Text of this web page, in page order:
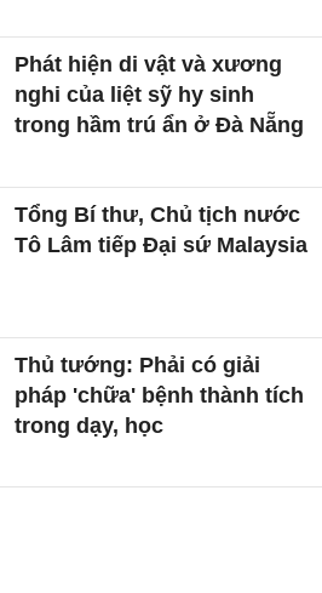
Phát hiện di vật và xương
nghi của liệt sỹ hy sinh
trong hầm trú ẩn ở Đà Nẵng
Tổng Bí thư, Chủ tịch nước
Tô Lâm tiếp Đại sứ Malaysia
Thủ tướng: Phải có giải
pháp 'chữa' bệnh thành tích
trong dạy, học